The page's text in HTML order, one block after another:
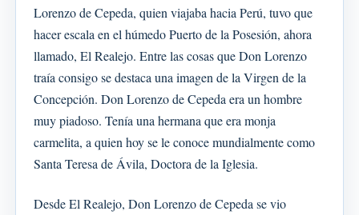
Lorenzo de Cepeda, quien viajaba hacia Perú, tuvo que
hacer escala en el húmedo Puerto de la Posesión, ahora
llamado, El Realejo. Entre las cosas que Don Lorenzo
traía consigo se destaca una imagen de la Virgen de la
Concepción. Don Lorenzo de Cepeda era un hombre
muy piadoso. Tenía una hermana que era monja
carmelita, a quien hoy se le conoce mundialmente como
Santa Teresa de Ávila, Doctora de la Iglesia.
Desde El Realejo, Don Lorenzo de Cepeda se vio